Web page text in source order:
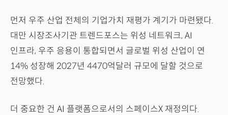
먼저 우주 산업 전체의 기업가치 재평가 계기가 마련됐다.
대만 시장조사기관 트렌드포스는 위성 네트워크, AI
인프라, 우주 응용이 통합되면서 글로벌 위성 산업이 연
14% 성장해 2027년 4470억달러 규모에 달할 것으로
전망했다.
더 중요한 건 AI 플랫폼으로서의 스페이스X 재정의다.